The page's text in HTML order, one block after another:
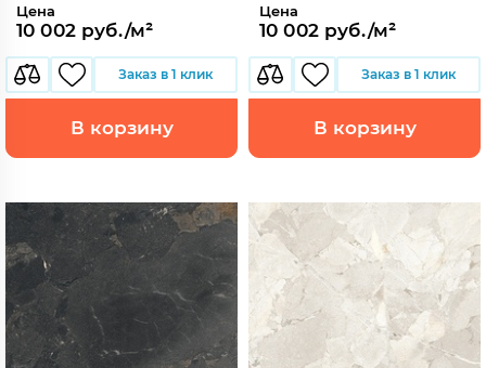
Цена
10 002 руб./м²
Заказ в 1 клик
В корзину
Цена
10 002 руб./м²
Заказ в 1 клик
В корзину